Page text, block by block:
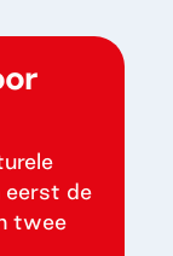
eerst de
twee